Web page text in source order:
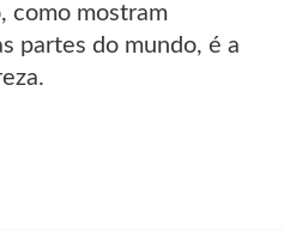
como mostram
partes do mundo, é a